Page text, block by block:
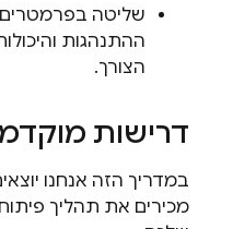
שליטה בפרמטרים
ההתנהגות
הצורך.
דרישות
במדריך הזה אנחנו
מכירים את תהליך